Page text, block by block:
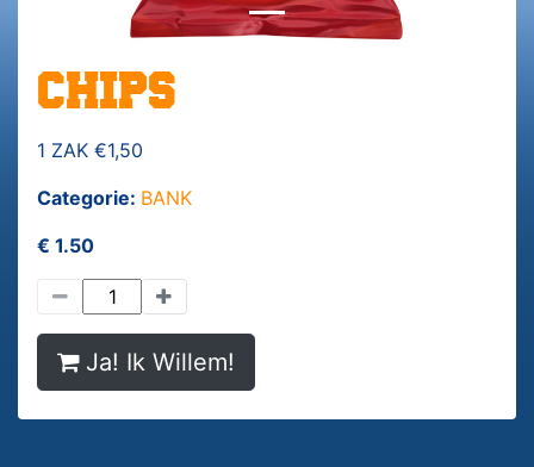
CHIPS
1 ZAK €1,50
Categorie: BANK
€ 1.50
Ja! Ik Willem!